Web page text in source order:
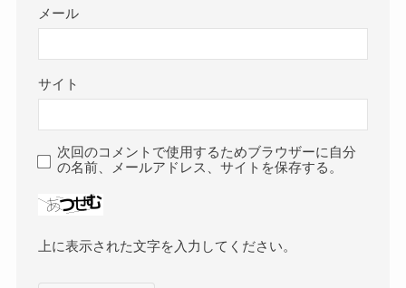
メール
サイト
次回のコメントで使用するためブラウザーに自分
の名前、メールアドレス、サイトを保存する。
上に表示された文字を入力してください。